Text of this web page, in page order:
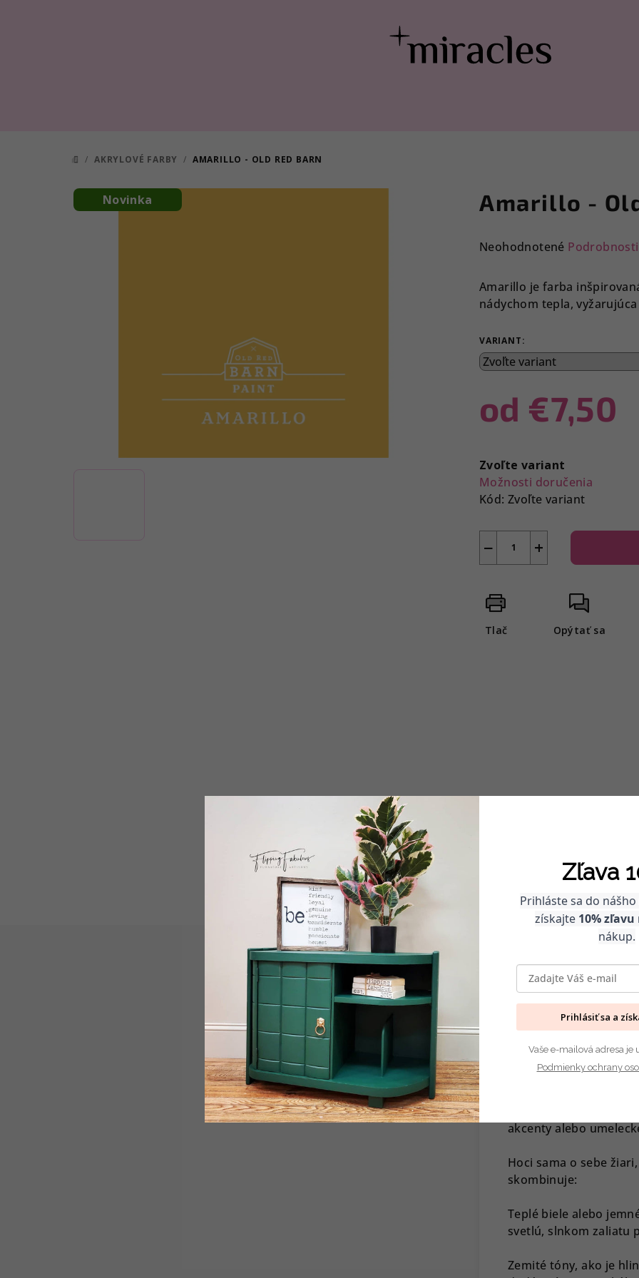
DOMOV
/ AKRYLOVÉ FARBY / AMARILLO - OLD RED BARN
Amarillo -
Priemerné
produktu
5
hviezdičiek.
Neohodnotené
Amarillo je farba
nádychom tepla,
VARIANT:
od €7,50
cena:
Zvoľte variant
Možnosti doručenia
Kód: Zvoľte variant
+
−
Tlač Opýtať sa
Novinka
zlúčenín (VOC),
amoniak ani
Popis
Podrobný popis
Pripomínajúc zrelé
farba je osviežujúca
Amarillo vnáša život
akcenty alebo
Hoci sama o sebe
skombinuje:
Teplé biele alebo
svetlú, slnkom zaliatu
Zemité tóny, ako je
Zľava
Prihláste sa do
získajte 10% zľavu
nákup.
Prihlásiť sa a
Vaše e-mailová adresa je
Podmienky ochrany